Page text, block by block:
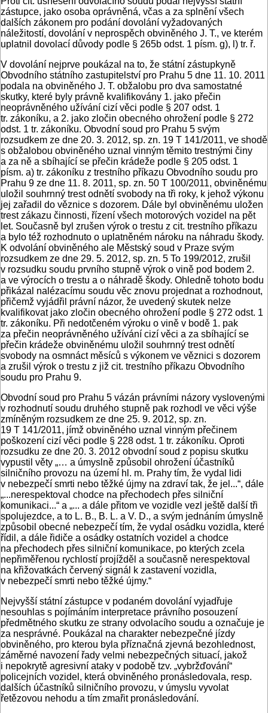
zástupce, jako osoba oprávněná, včas a za splnění všech
dalších zákonem pro podání dovolání vyžadovaných
náležitostí, dovolání v neprospěch obviněného J. T., ve kterém
uplatnil dovolací důvody podle § 265b odst. 1 písm. g), l) tr. ř.
V dovolání nejprve poukázal na to, že státní zástupkyně
Obvodního státního zastupitelství pro Prahu 5 dne 11. 10. 2011
podala na obviněného J. T. obžalobu pro dva samostatné
skutky, které byly právně kvalifikovány 1. jako přečin
neoprávněného užívání cizí věci podle § 207 odst. 1
tr. zákoníku, a 2. jako zločin obecného ohrožení podle § 272
odst. 1 tr. zákoníku. Obvodní soud pro Prahu 5 svým
rozsudkem ze dne 20. 3. 2012, sp. zn. 19 T 141/2011, ve shodě
s obžalobou obviněného uznal vinným těmito trestnými činy
a za ně a sbíhající se přečin krádeže podle § 205 odst. 1
písm. a) tr. zákoníku z trestního příkazu Obvodního soudu pro
Prahu 9 ze dne 11. 8. 2011, sp. zn. 50 T 100/2011, obviněnému
uložil souhrnný trest odnětí svobody na tři roky, k jehož výkonu
jej zařadil do věznice s dozorem. Dále byl obviněnému uložen
trest zákazu činnosti, řízení všech motorových vozidel na pět
let. Současně byl zrušen výrok o trestu z cit. trestního příkazu
a bylo též rozhodnuto o uplatněném nároku na náhradu škody.
K odvolání obviněného ale Městský soud v Praze svým
rozsudkem ze dne 29. 5. 2012, sp. zn. 5 To 199/2012, zrušil
v rozsudku soudu prvního stupně výrok o vině pod bodem 2.
a ve výrocích o trestu a o náhradě škody. Ohledně tohoto bodu
přikázal nalézacímu soudu věc znovu projednat a rozhodnout,
přičemž vyjádřil právní názor, že uvedený skutek nelze
kvalifikovat jako zločin obecného ohrožení podle § 272 odst. 1
tr. zákoníku. Při nedotčeném výroku o vině v bodě 1. pak
za přečin neoprávněného užívání cizí věci a za sbíhající se
přečin krádeže obviněnému uložil souhrnný trest odnětí
svobody na osmnáct měsíců s výkonem ve věznici s dozorem
a zrušil výrok o trestu z již cit. trestního příkazu Obvodního
soudu pro Prahu 9.
Obvodní soud pro Prahu 5 vázán právními názory vyslovenými
v rozhodnutí soudu druhého stupně pak rozhodl ve věci výše
zmíněným rozsudkem ze dne 25. 9. 2012, sp. zn.
19 T 141/2011, jímž obviněného uznal vinným přečinem
poškození cizí věci podle § 228 odst. 1 tr. zákoníku. Oproti
rozsudku ze dne 20. 3. 2012 obvodní soud z popisu skutku
vypustil věty „… a úmyslně způsobil ohrožení účastníků
silničního provozu na území hl. m. Prahy tím, že vydal lidi
v nebezpečí smrti nebo těžké újmy na zdraví tak, že jel...“, dále
„...nerespektoval chodce na přechodech přes silniční
komunikaci...“ a „... a dále přitom ve vozidle vezl ještě další tři
spolujezdce, a to L. B., B. L. a V. D., a svým jednáním úmyslně
způsobil obecné nebezpečí tím, že vydal osádku vozidla, které
řídil, a dále řidiče a osádky ostatních vozidel a chodce
na přechodech přes silniční komunikace, po kterých zcela
nepřiměřenou rychlostí projížděl a současně nerespektoval
na křižovatkách červený signál k zastavení vozidla,
v nebezpečí smrti nebo těžké újmy.“
Nejvyšší státní zástupce v podaném dovolání vyjadřuje
nesouhlas s pojímáním interpretace právního posouzení
předmětného skutku ze strany odvolacího soudu a označuje je
za nesprávné. Poukázal na charakter nebezpečné jízdy
obviněného, pro kterou byla příznačná zjevná bezohlednost,
záměrné navození řady velmi nebezpečných situací, jakož
i nepokrytě agresivní ataky v podobě tzv. „vybržďování“
policejních vozidel, která obviněného pronásledovala, resp.
dalších účastníků silničního provozu, v úmyslu vyvolat
řetězovou nehodu a tím zmařit pronásledování.